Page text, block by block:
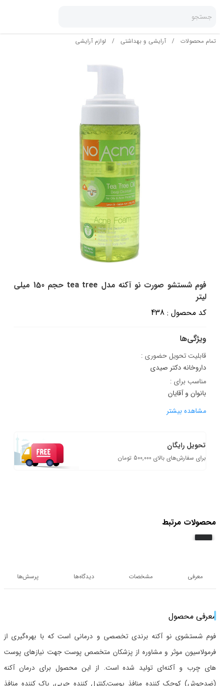
جستجو
تمام محصولات / آرایشی و بهداشتی / لوازم آرایشی
فوم شستشو صورت نو آکنه مدل tea tree حجم 150 میلی
لیتر
کد محصول : 438
ویژگی‌ها
قابلیت تحویل حضوری :
داروخانه دکتر صیدی
مناسب برای :
بانوان و آقایان
مشاهده بیشتر
تحویل رایگان
برای سفارش‌های بالای 500,000 تومان
محصولات مرتبط
معرفی مشخصات دیدگاه‌ها پرسش‌ها
معرفی محصول
فوم شستشوی نو آکنه برندی تخصصی و درمانی است که با بهره‌گیری از
فرمولاسیون موثر و مشاوره از پزشکان متخصص پوست جهت نیازهای پوست
های چرب و آکنه‌ای تولید شده است. از این محصول برای درمان آکنه
(ضدجوش) کوچک کننده منافذ پوست,کنترل کننده چربی, پاک کننده منافذ